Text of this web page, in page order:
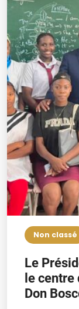
Non classé
Le
le
Don